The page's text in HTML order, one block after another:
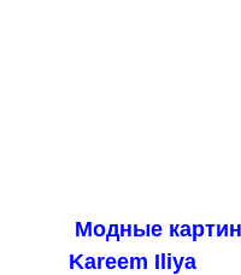
Модные
Kareem Iliya